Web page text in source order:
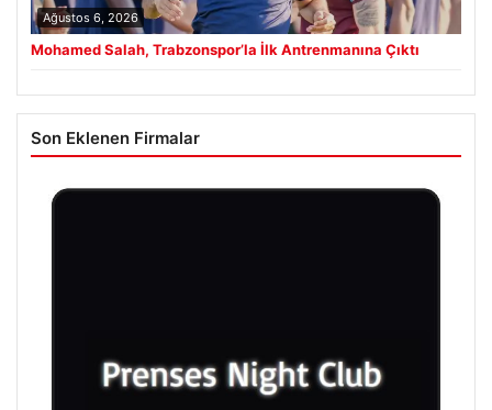
Ağustos 6, 2026
Mohamed Salah, Trabzonspor’la İlk Antrenmanına Çıktı
Son Eklenen Firmalar